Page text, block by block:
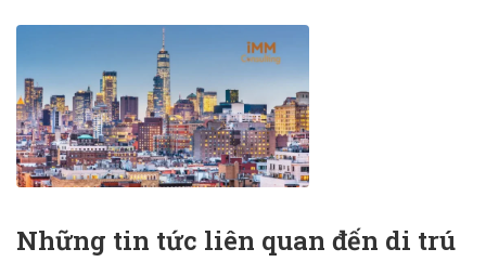
Những tin tức liên quan đến di trú